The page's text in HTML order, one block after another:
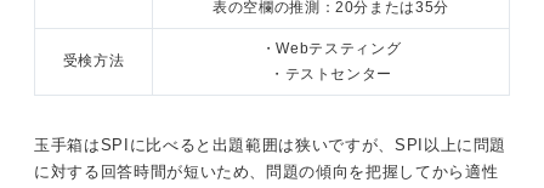
表の空欄の推測：20分または35分
受検方法
・Webテスティング
・テストセンター
玉手箱はSPIに比べると出題範囲は狭いですが、SPI以上に問題
に対する回答時間が短いため、問題の傾向を把握してから適性